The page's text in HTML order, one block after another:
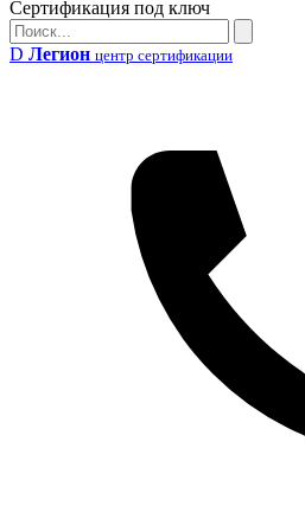
Бейдж
Сертификация под ключ
Поиск
Поиск
D Легион центр сертификации